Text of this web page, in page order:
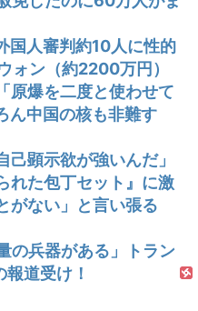
国人審判約10人に性的
ン（約2200万円）
原爆を二度と使わせて
ん中国の核も非難す
己顕示欲が強いんだ」
れた包丁セット』に激
がない」と言い張る
の兵器がある」トラン
道受け！